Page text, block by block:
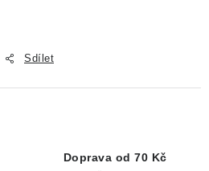
Sdílet
Doprava od 70 Kč